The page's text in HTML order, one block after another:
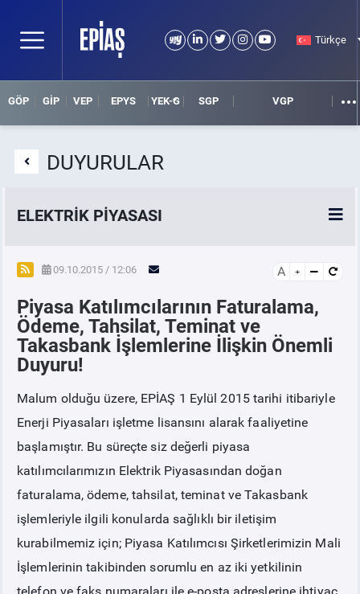
Türkçe
GÖP GİP VEP EPYS YEK-G SGP VGP
DUYURULAR
ELEKTRİK PİYASASI
SPOT ELEKTRİK PİYASALARI
ÖRNEK FİNANS BELGELERİ
VADELİ ELEKTRİK PİYASASI
PİYASAKAYITSÜRECİ
SERBEST TÜKETİCİ
MALİ UZLAŞTIRMA
TEMİNAT
BÜLTENLER
09.10.2015 / 12:06 A
Piyasa Katılımcılarının Faturalama,
Ödeme, Tahsilat, Teminat ve
Takasbank İşlemlerine İlişkin Önemli
Duyuru!
Malum olduğu üzere, EPİAŞ 1 Eylül 2015 tarihi itibariyle
Enerji Piyasaları işletme lisansını alarak faaliyetine
başlamıştır. Bu süreçte siz değerli piyasa
katılımcılarımızın Elektrik Piyasasından doğan
faturalama, ödeme, tahsilat, teminat ve Takasbank
işlemleriyle ilgili konularda sağlıklı bir iletişim
kurabilmemiz için; Piyasa Katılımcısı Şirketlerimizin Mali
İşlemlerinin takibinden sorumlu en az iki yetkilinin